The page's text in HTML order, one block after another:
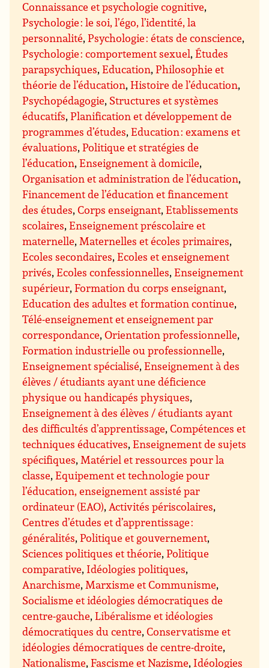
Connaissance et psychologie cognitive,
Psychologie : le soi, l’égo, l’identité, la
personnalité,Psychologie : états de conscience,
Psychologie : comportement sexuel,Études
parapsychiques,Education,Philosophie et
théorie de l’éducation,Histoire de l’éducation,
Psychopédagogie, Structures et systèmes
éducatifs,Planification et développement de
programmes d’études,Education : examens et
évaluations,Politique et stratégies de
l’éducation,Enseignement à domicile,
Organisation et administration de l’éducation,
Financement de l’éducation et financement
des études,Corps enseignant,Etablissements
scolaires,Enseignement préscolaire et
maternelle,Maternelles et écoles primaires,
Ecoles secondaires,Ecoles et enseignement
privés,Ecoles confessionnelles,Enseignement
supérieur,Formation du corps enseignant,
Education des adultes et formation continue,
Télé-enseignement et enseignement par
correspondance,Orientation professionnelle,
Formation industrielle ou professionnelle,
Enseignement spécialisé,Enseignement à des
élèves / étudiants ayant une déficience
physique ou handicapés physiques,
Enseignement à des élèves / étudiants ayant
des difficultés d’apprentissage,Compétences et
techniques éducatives,Enseignement de sujets
spécifiques,Matériel et ressources pour la
classe,Equipement et technologie pour
l’éducation, enseignement assisté par
ordinateur (EAO),Activités périscolaires,
Centres d’études et d’apprentissage :
généralités,Politique et gouvernement,
Sciences politiques et théorie,Politique
comparative, Idéologies politiques,
Anarchisme,Marxisme et Communisme,
Socialisme et idéologies démocratiques de
centre-gauche,Libéralisme et idéologies
démocratiques du centre,Conservatisme et
idéologies démocratiques de centre-droite,
Nationalisme,Fascisme et Nazisme, Idéologies